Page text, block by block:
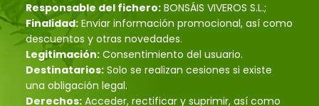
Responsable del fichero: BONSÁIS VIVEROS S.L.;
Finalidad: Enviar información promocional, así como
descuentos y otras novedades.
Legitimación: Consentimiento del usuario.
Destinatarios: Solo se realizan cesiones si existe
una obligación legal.
Derechos: Acceder, rectificar y suprimir, así como